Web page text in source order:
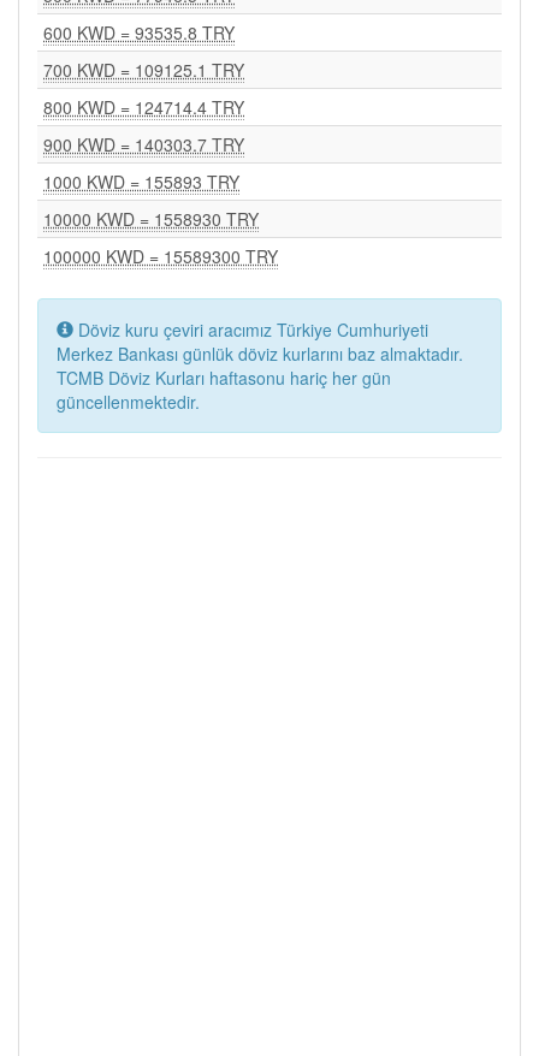
600 KWD = 93535.8 TRY
700 KWD = 109125.1 TRY
800 KWD = 124714.4 TRY
900 KWD = 140303.7 TRY
1000 KWD = 155893 TRY
10000 KWD = 1558930 TRY
100000 KWD = 15589300 TRY
Döviz kuru çeviri aracımız Türkiye Cumhuriyeti
Merkez Bankası günlük döviz kurlarını baz almaktadır.
TCMB Döviz Kurları haftasonu hariç her gün
güncellenmektedir.